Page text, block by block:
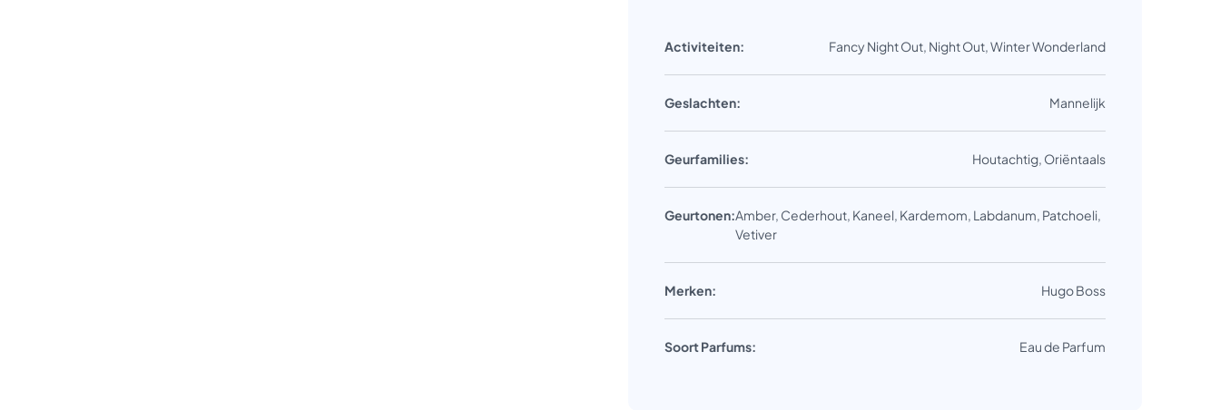
Activiteiten: Fancy Night Out, Night Out, Winter Wonderland
Geslachten: Mannelijk
Geurfamilies: Houtachtig, Oriëntaals
Geurtonen:Amber, Cederhout, Kaneel, Kardemom, Labdanum, Patchoeli,
Vetiver
Merken: Hugo Boss
Soort Parfums: Eau de Parfum